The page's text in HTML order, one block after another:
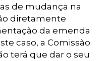
de mudança na
diretamente
da emenda
caso, a Comissão
terá que dar o seu